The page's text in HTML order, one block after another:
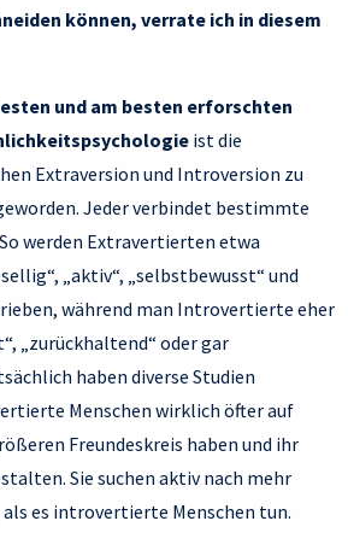
können, verrate ich in diesem
und am besten erforschten
ist die
Extraversion und Introversion zu
Jeder verbindet bestimmte
werden Extravertierten etwa
„aktiv“, „selbstbewusst“ und
während man Introvertierte eher
„zurückhaltend“ oder gar
haben diverse Studien
Menschen wirklich öfter auf
Freundeskreis haben und ihr
Sie suchen aktiv nach mehr
es introvertierte Menschen tun.